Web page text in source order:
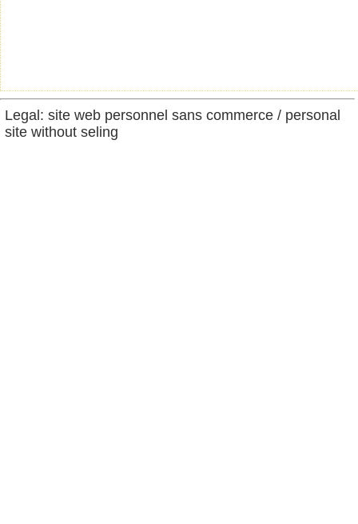
Legal: site web personnel sans commerce / personal
site without seling